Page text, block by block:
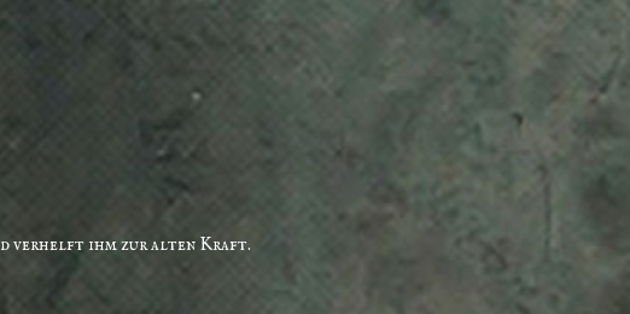
verhelft ihm zur alten Kraft.